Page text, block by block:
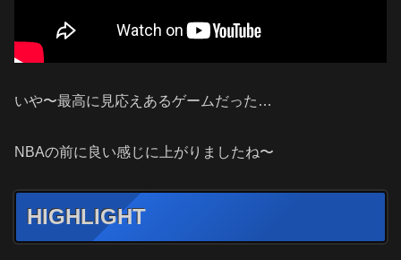
いや〜最高に見応えあるゲームだった…
NBAの前に良い感じに上がりましたね〜
HIGHLIGHT